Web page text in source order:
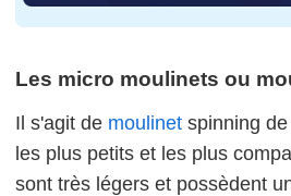
Les micro moulinets ou
Il s'agit de moulinet spinning
les plus petits et les plus
sont très légers et possèdent